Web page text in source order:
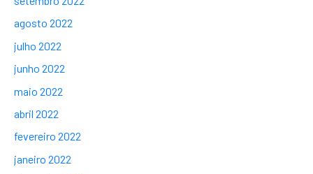
agosto 2022
julho 2022
junho 2022
maio 2022
abril 2022
fevereiro 2022
janeiro 2022